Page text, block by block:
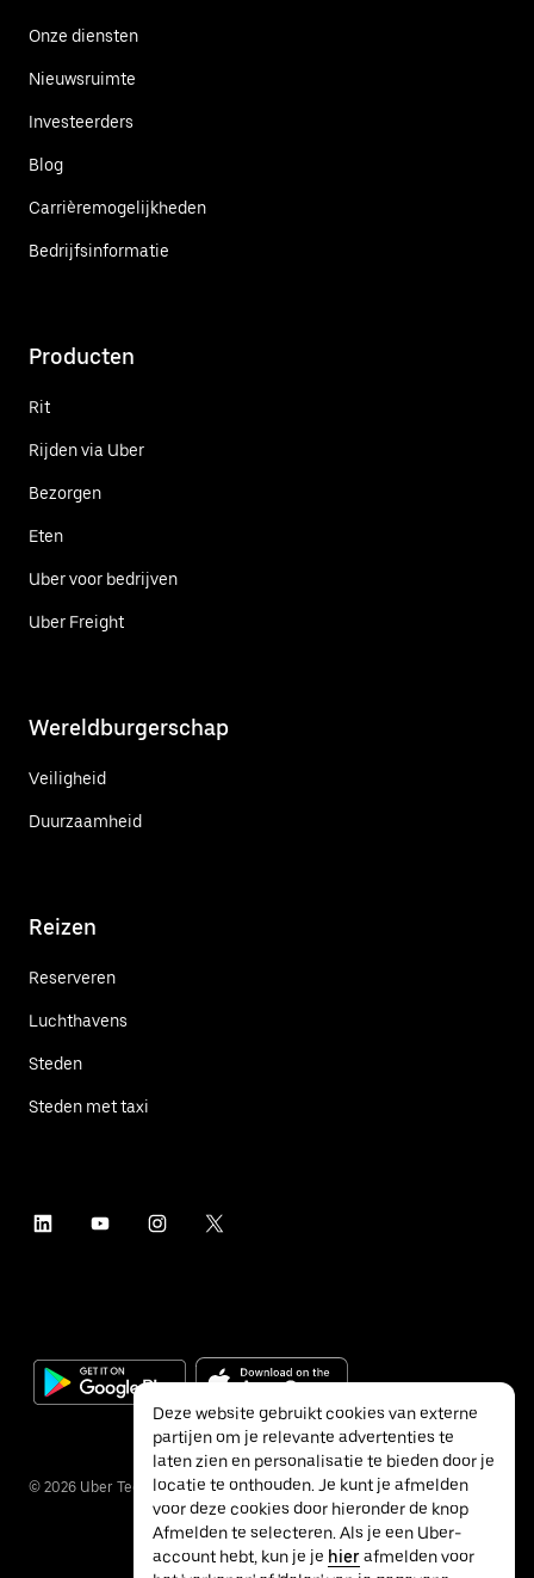
Onze diensten
Nieuwsruimte
Investeerders
Blog
Carrièremogelijkheden
Bedrijfsinformatie
Producten
Rit
Rijden via Uber
Bezorgen
Eten
Uber voor bedrijven
Uber Freight
Wereldburgerschap
Veiligheid
Duurzaamheid
Reizen
Reserveren
Luchthavens
Steden
Steden met taxi
© 2026 Uber Technologies Inc.
Deze website gebruikt cookies van externe
partijen om je relevante advertenties te
laten zien en personalisatie te bieden door je
locatie te onthouden. Je kunt je afmelden
voor deze cookies door hieronder de knop
Afmelden te selecteren. Als je een Uber-
account hebt, kun je je hierafmelden voor